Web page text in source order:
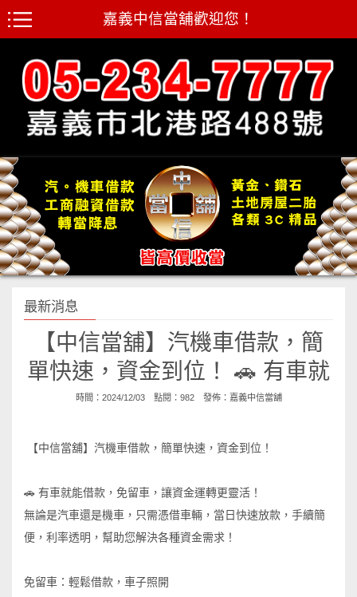
嘉義中信當舖歡迎您！
最新消息
【中信當舖】汽機車借款，簡
單快速，資金到位！ 🚗 有車就
時間：2024/12/03 點閱：982 發佈： 嘉義中信當舖
【中信當舖】汽機車借款，簡單快速，資金到位！
🚗 有車就能借款，免留車，讓資金運轉更靈活！
無論是汽車還是機車，只需憑借車輛，當日快速放款，手續簡
便，利率透明，幫助您解決各種資金需求！
免留車：輕鬆借款，車子照開